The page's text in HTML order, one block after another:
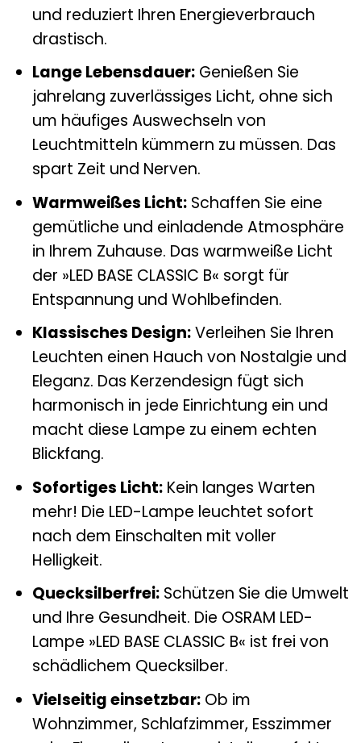
und reduziert Ihren Energieverbrauch
drastisch.
Lange Lebensdauer:Genießen Sie
jahrelang zuverlässiges Licht, ohne sich
um häufiges Auswechseln von
Leuchtmitteln kümmern zu müssen. Das
spart Zeit und Nerven.
Warmweißes Licht:Schaffen Sie eine
gemütliche und einladende Atmosphäre
in Ihrem Zuhause. Das warmweiße Licht
der »LED BASE CLASSIC B« sorgt für
Entspannung und Wohlbefinden.
Klassisches Design:Verleihen Sie Ihren
Leuchten einen Hauch von Nostalgie und
Eleganz. Das Kerzendesign fügt sich
harmonisch in jede Einrichtung ein und
macht diese Lampe zu einem echten
Blickfang.
Sofortiges Licht:Kein langes Warten
mehr! Die LED-Lampe leuchtet sofort
nach dem Einschalten mit voller
Helligkeit.
Quecksilberfrei:Schützen Sie die Umwelt
und Ihre Gesundheit. Die OSRAM LED-
Lampe »LED BASE CLASSIC B« ist frei von
schädlichem Quecksilber.
Vielseitig einsetzbar:Ob im
Wohnzimmer, Schlafzimmer, Esszimmer